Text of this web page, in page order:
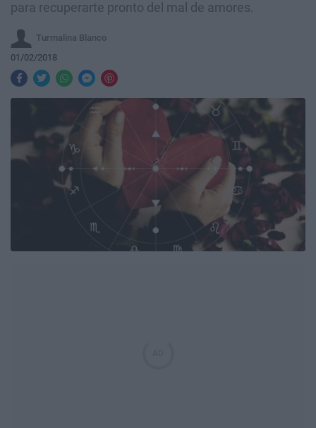
para recuperarte pronto del mal de amores.
Turmalina Blanco
01/02/2018